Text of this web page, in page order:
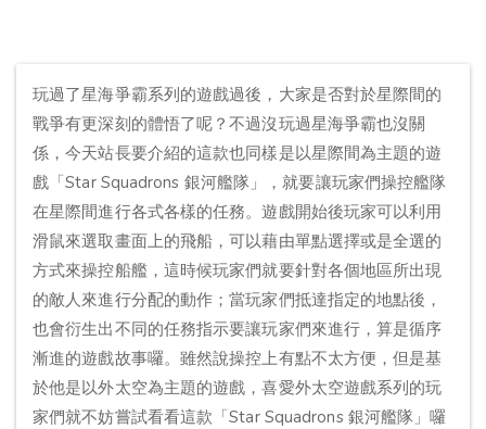
玩過了星海爭霸系列的遊戲過後，大家是否對於星際間的
戰爭有更深刻的體悟了呢？不過沒玩過星海爭霸也沒關
係，今天站長要介紹的這款也同樣是以星際間為主題的遊
戲「Star Squadrons 銀河艦隊」，就要讓玩家們操控艦隊
在星際間進行各式各樣的任務。遊戲開始後玩家可以利用
滑鼠來選取畫面上的飛船，可以藉由單點選擇或是全選的
方式來操控船艦，這時候玩家們就要針對各個地區所出現
的敵人來進行分配的動作；當玩家們抵達指定的地點後，
也會衍生出不同的任務指示要讓玩家們來進行，算是循序
漸進的遊戲故事囉。雖然說操控上有點不太方便，但是基
於他是以外太空為主題的遊戲，喜愛外太空遊戲系列的玩
家們就不妨嘗試看看這款「Star Squadrons 銀河艦隊」囉